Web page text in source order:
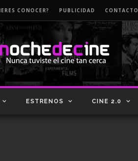
CONOCER? PUBLICIDAD CONTACTO
ESTRENOS CINE 2.0